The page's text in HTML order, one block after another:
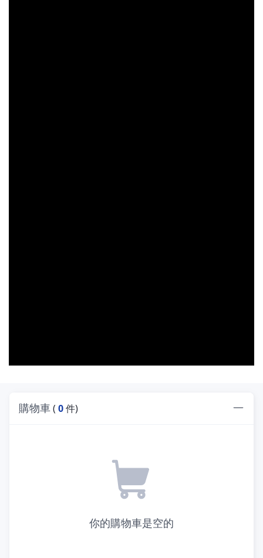
購物車( 0件)
你的購物車是空的